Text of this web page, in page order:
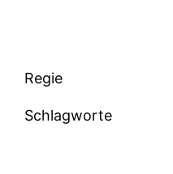
Regie
Schlagworte